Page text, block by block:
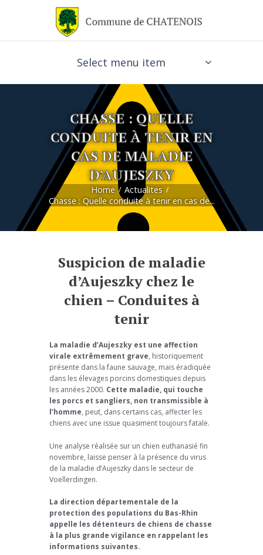
Select menu item
CHASSE : QUELLE
CONDUITE À TENIR EN
CAS DE MALADIE
D’AUJESZKY
Home
Actualites
Chasse : Quelle conduite à tenir en cas de...
Suspicion de maladie
d’Aujeszky chez le
chien – Conduites à
tenir
La maladie d’Aujeszky est une affection
virale extrêmement grave, historiquement
présente dans la faune sauvage, mais éradiquée
dans les élevages porcins domestiques depuis
les années 2000. Cette maladie, qui touche
les porcs et sangliers, non transmissible à
l’homme, peut, dans certains cas, affecter les
chiens avec une issue quasiment toujours fatale.
Une analyse réalisée sur un chien euthanasié fin
novembre, laisse penser à la présence du virus
de la maladie d’Aujeszky dans le secteur de
Voellerdingen.
La direction départementale de la
protection des populations du Bas-Rhin
appelle les détenteurs de chiens de chasse
à la plus grande vigilance en rappelant les
informations suivantes.